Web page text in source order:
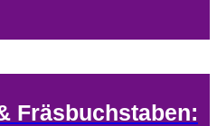
Fräsbuchstaben: